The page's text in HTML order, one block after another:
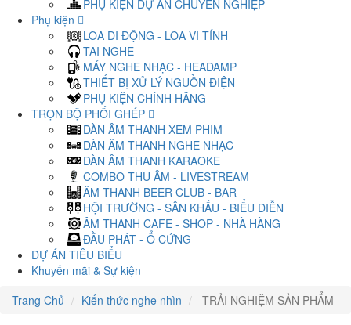
PHỤ KIỆN DỰ ÁN CHUYÊN NGHIỆP
Phụ kiện
LOA DI ĐỘNG - LOA VI TÍNH
TAI NGHE
MÁY NGHE NHẠC - HEADAMP
THIẾT BỊ XỬ LÝ NGUỒN ĐIỆN
PHỤ KIỆN CHÍNH HÃNG
TRỌN BỘ PHỐI GHÉP
DÀN ÂM THANH XEM PHIM
DÀN ÂM THANH NGHE NHẠC
DÀN ÂM THANH KARAOKE
COMBO THU ÂM - LIVESTREAM
ÂM THANH BEER CLUB - BAR
HỘI TRƯỜNG - SÂN KHẤU - BIỂU DIỄN
ÂM THANH CAFE - SHOP - NHÀ HÀNG
ĐẦU PHÁT - Ổ CỨNG
DỰ ÁN TIÊU BIỂU
Khuyến mãi & Sự kiện
Trang Chủ
Kiến thức nghe nhìn TRẢI NGHIỆM SẢN PHẨM